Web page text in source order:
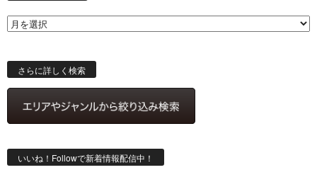
索
さらに詳しく検索
いいね！Followで新着情報配信中！